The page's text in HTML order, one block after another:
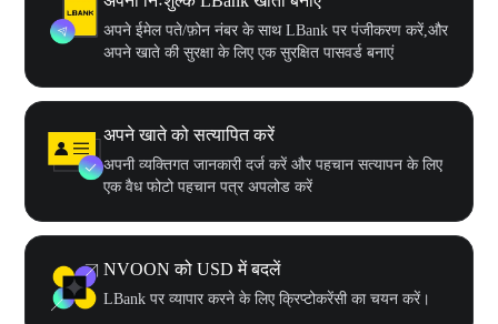
अपने ईमेल पते/फ़ोन नंबर के साथ LBank पर पंजीकरण करें,और
अपने खाते की सुरक्षा के लिए एक सुरक्षित पासवर्ड बनाएं
अपने खाते को सत्यापित करें
अपनी व्यक्तिगत जानकारी दर्ज करें और पहचान सत्यापन के लिए
एक वैध फोटो पहचान पत्र अपलोड करें
NVOON को USD में बदलें
LBank पर व्यापार करने के लिए क्रिप्टोकरेंसी का चयन करें।